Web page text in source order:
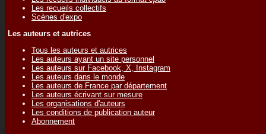
Les recueils collectifs
Scènes d'expo
Les auteurs et autrices
Tous les auteurs et autrices
Les auteurs ayant un site personnel
Les auteurs sur Facebook, X, Instagram
Les auteurs dans le monde
Les auteurs de France par département
Les auteurs écrivant sur mesure
Les organisations d'auteurs
Les conditions de publication auteur
Abonnement